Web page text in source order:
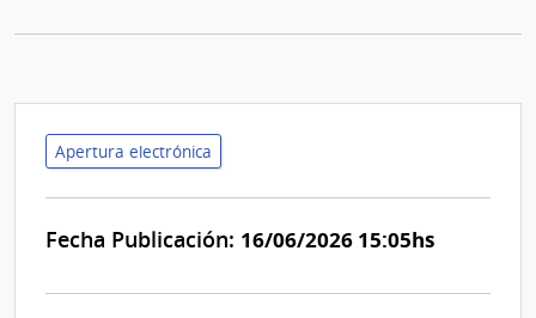
Apertura electrónica
Fecha Publicación: 16/06/2026 15:05hs